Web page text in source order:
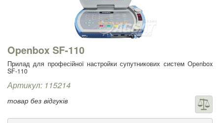
Openbox SF-110
Прилад для професійної настройки супутникових систем Openbox
SF-110
Артикул: 115214
товар без відгуків